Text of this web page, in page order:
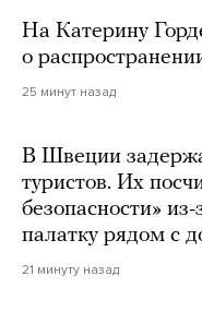
На Катерину
о
25 минут назад
В Швеции
туристов. Их
безопасности»
палатку рядом с
21 минуту назад